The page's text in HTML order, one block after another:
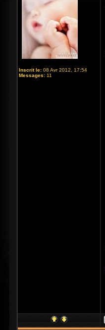
Inscrit le: 08 Avr 2012, 17:54
Messages: 11